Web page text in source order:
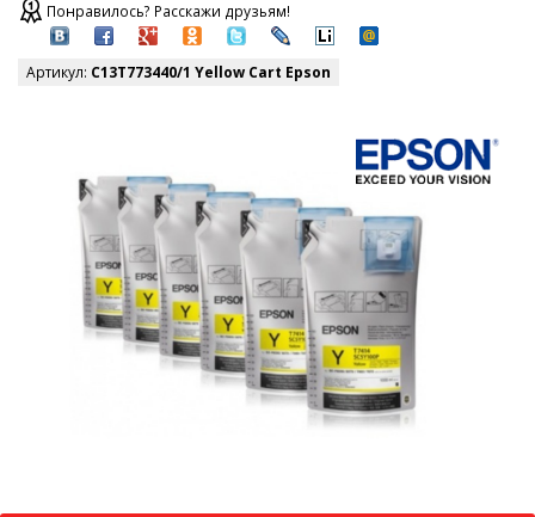
Понравилось? Расскажи друзьям!
Артикул: C13T773440/1 Yellow Cart Epson